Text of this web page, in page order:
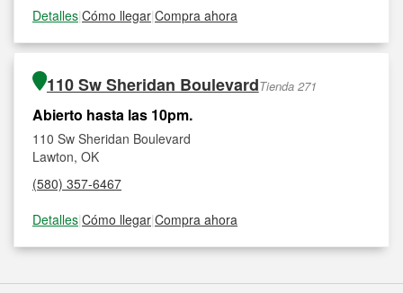
Detalles|Cómo llegar|Compra ahora
110 Sw Sheridan BoulevardTienda 271
Abierto hasta las 10pm.
110 Sw Sheridan Boulevard
Lawton, OK
(580) 357-6467
Detalles|Cómo llegar|Compra ahora